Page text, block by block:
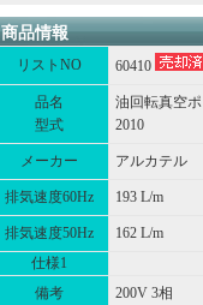
商品情報
リストNO 60410
品名
型式
油回転真空
2010
メーカー アルカテル
排気速度60Hz 193 L/m
排気速度50Hz
162 L/m
仕様1
備考
200V 3相